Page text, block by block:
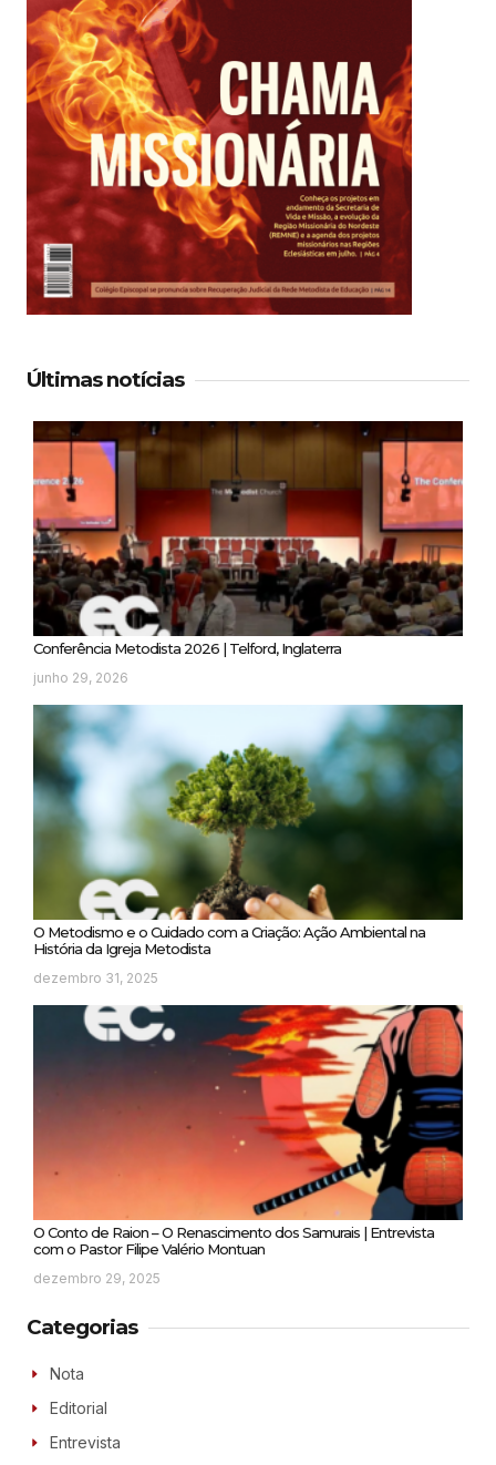
Últimas notícias
Conferência Metodista 2026 | Telford, Inglaterra
junho 29, 2026
O Metodismo e o Cuidado com a Criação: Ação Ambiental na
História da Igreja Metodista
dezembro 31, 2025
O Conto de Raion – O Renascimento dos Samurais | Entrevista
com o Pastor Filipe Valério Montuan
dezembro 29, 2025
Categorias
Nota
Editorial
Entrevista